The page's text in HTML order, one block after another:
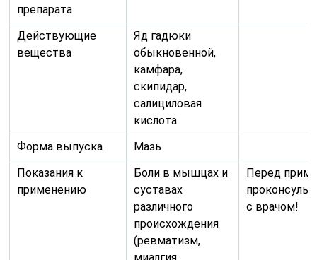
препарата
Действующие
вещества
Яд гадюки
обыкновенной,
камфара,
скипидар,
салициловая
кислота
Форма выпуска
Мазь
Показания к
применению
Боли в мышцах и
суставах
различного
происхождения
(ревматизм,
миалгия,
Перед
с врачом!